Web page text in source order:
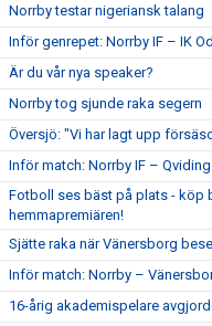
Norrby testar nigeriansk talang
Inför genrepet: Norrby IF – IK
Är du vår nya speaker?
Norrby tog sjunde raka segern
Översjö: "Vi har lagt upp
Inför match: Norrby IF – Qviding
Fotboll ses bäst på plats - köp
hemmapremiären!
Sjätte raka när Vänersborg
Inför match: Norrby –
16-årig akademispelare